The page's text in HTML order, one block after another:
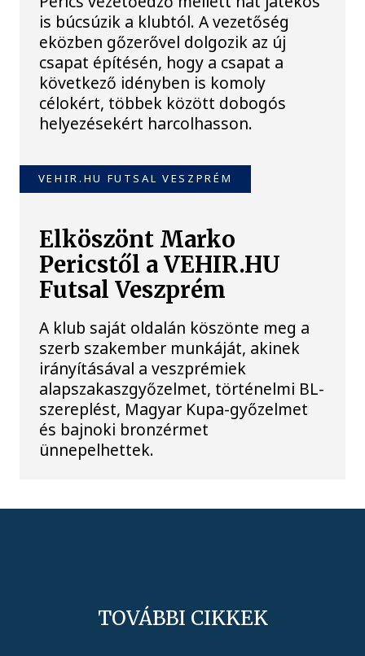
is búcsúzik a klubtól. A vezetőség
eközben gőzerővel dolgozik az új
csapat építésén, hogy a csapat a
következő idényben is komoly
célokért, többek között dobogós
helyezésekért harcolhasson.
VEHIR.HU FUTSAL VESZPRÉM
Elköszönt Marko
Pericstől a VEHIR.HU
Futsal Veszprém
A klub saját oldalán köszönte meg a
szerb szakember munkáját, akinek
irányításával a veszprémiek
alapszakaszgyőzelmet, történelmi BL-
szereplést, Magyar Kupa-győzelmet
és bajnoki bronzérmet
ünnepelhettek.
TOVÁBBI CIKKEK